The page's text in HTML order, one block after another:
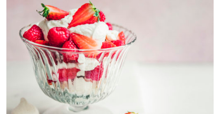
LIRE L'ARTICLE